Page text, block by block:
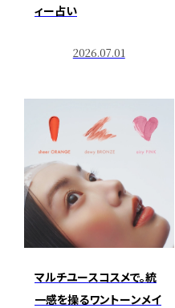
ィー占い
2026.07.01
マルチユースコスメで。統
一感を操るワントーンメイ